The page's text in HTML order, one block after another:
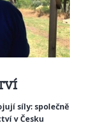
síly: společně
v Česku